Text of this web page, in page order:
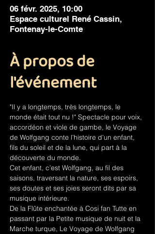
06 févr. 2025, 10:00
Espace culturel René Cassin,
Fontenay-le-Comte
À propos de
l'événement
"Il y a longtemps, très longtemps, le
monde était tout nu !" Spectacle pour voix,
accordéon et viole de gambe, le Voyage
de Wolfgang conte l’histoire d’un enfant,
fils du soleil et de la lune, qui part à la
découverte du monde.
Cet enfant, c’est Wolfgang, au fil des
saisons, traversant la nature, ses espoirs,
ses doutes et ses joies seront dits par sa
musique intérieure.
De la Flûte enchantée à Cosi fan Tutte en
passant par la Petite musique de nuit et la
Marche turque, Le Voyage de Wolfgang